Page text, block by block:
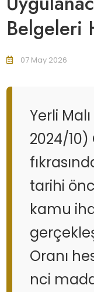
Belgeleri
07 May 2026
Yerli
2024/10)
tarihi
kamu
Oranı
nci